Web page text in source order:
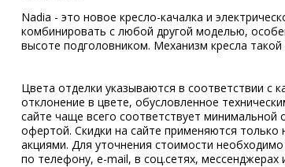
Nadia - это новое кресло-качалка и
комбинировать с любой другой моделью,
высоте подголовником. Механизм кресла
Цвета отделки указываются в соответствии с
отклонение в цвете, обусловленное
сайте чаще всего соответствует минимальной
офертой. Скидки на сайте применяются только
акциями. Для уточнения стоимости
по телефону, e-mail, в соц.сетях, мессенджерах